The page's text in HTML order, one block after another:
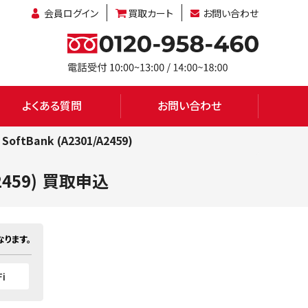
会員ログイン 買取カート お問い合わせ
よくある質問 お問い合わせ
SoftBank (A2301/A2459)
買取申込
ます。